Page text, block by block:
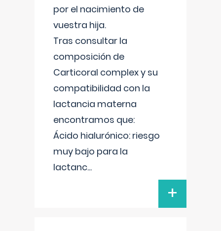
por el nacimiento de
vuestra hija.
Tras consultar la
composición de
Carticoral complex y su
compatibilidad con la
lactancia materna
encontramos que:
Ácido hialurónico: riesgo
muy bajo para la
lactanc...
+